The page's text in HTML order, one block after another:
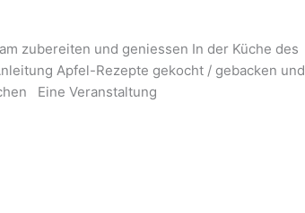
zubereiten und geniessen In der Küche des
Apfel-Rezepte gekocht / gebacken und
Eine Veranstaltung